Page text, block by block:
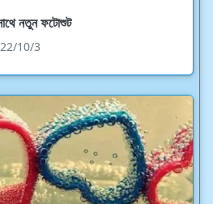
সাথে নতুন ফটোশুট
10/3